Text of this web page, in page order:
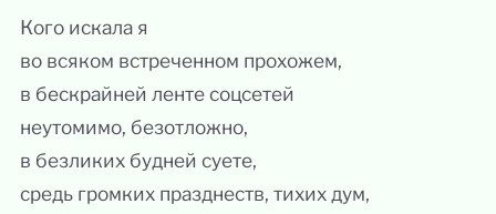
Кого искала я
во всяком встреченном прохожем,
в бескрайней ленте соцсетей
неутомимо, безотложно,
в безликих будней суете,
средь громких празднеств, тихих дум,